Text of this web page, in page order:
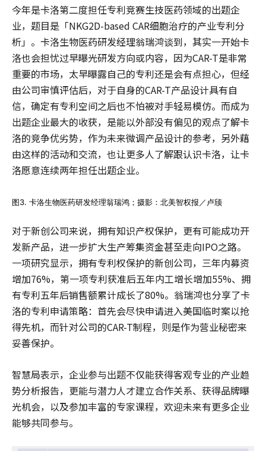
今年是卡洛第二度担任专利竞赛生技医药领域的出题企
业，题目是「NKG2D-based CAR细胞治疗的产业专利分
析」。卡洛生物医药研发经理翁瑞鸿谈到，其实一开始卡
洛也会担忧过早曝光研发方向或内容，因为CAR-T是非常
重要的市场，太早曝露自己的专利还是会有点担心，但经
由公司审慎评估后，对于自身的CAR-T产品设计具有自
信，确定有专利空间之后也不怕被对手轻易模仿。而成为
出题企业最大的收获，是能以外部没有偏见的观点了解卡
洛的竞争优劣势，作为未来微调产品设计的参考，另外藉
由这样的活动和交流，也让更多人了解跟认识卡洛，让卡
洛愿意连续两年担任出题企业。
图3. 卡洛生物医药研发经理翁瑞鸿；摄影：北美智权报／卢颀
对于新创公司来说，拥有知识产权保护，更有可能成功开
发新产品，进一步扩大生产筹集资金甚至走向IPO之路。
一项研究显示，拥有专利权保护的新创公司，三年内募资
增加76%，第一项专利获准后五年内工增长增加55%、拥
有专利五年后销售额累计成长了80%。翁瑞鸿也分享了卡
洛的专利申请策略：首先会尽快申请进入美国临时案以抢
得先机，而针对公司的CAR-T制程，则是作为营业秘密来
妥善保护。
智慧局表示，企业参与出题不仅能获得客观专业的产业趋
势分析报告，更能与潜力人才建立合作关系、获得品牌曝
光机会，以及参加丰富的专家课程，欢迎未来有更多企业
能够共同参与。